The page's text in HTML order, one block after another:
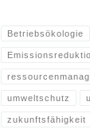
Betriebsökologie
umweltschutz
zukunftsfähigkeit